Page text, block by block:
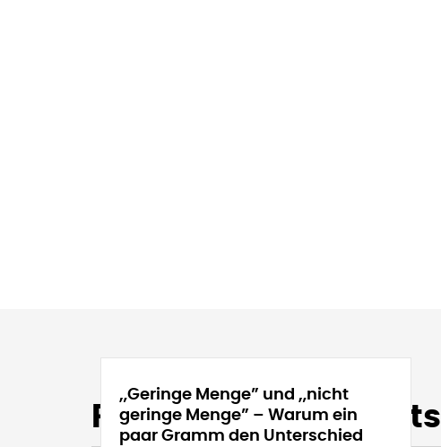
Recommended Posts
„Geringe Menge” und „nicht
geringe Menge” – Warum ein
paar Gramm den Unterschied